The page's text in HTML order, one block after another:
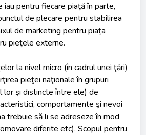
pentru fiecare piaţă în parte,
de plecare pentru stabilirea
de marketing pentru piața
pieţele externe.
la nivel micro (în cadrul unei ţări)
pieţei naţionale în grupuri
lor şi distincte între ele) de
comportamente şi nevoi
trebuie să li se adreseze în mod
diferite etc). Scopul pentru